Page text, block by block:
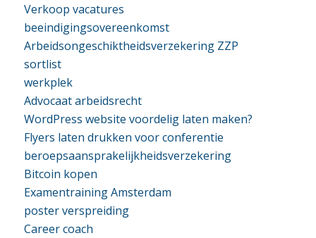
Verkoop vacatures
beeindigingsovereenkomst
Arbeidsongeschiktheidsverzekering ZZP
sortlist
werkplek
Advocaat arbeidsrecht
WordPress website voordelig laten maken?
Flyers laten drukken voor conferentie
beroepsaansprakelijkheidsverzekering
Bitcoin kopen
Examentraining Amsterdam
poster verspreiding
Career coach